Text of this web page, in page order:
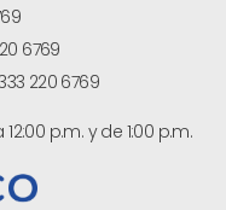
6769
220 6769
p.m. y de 1:00 p.m.